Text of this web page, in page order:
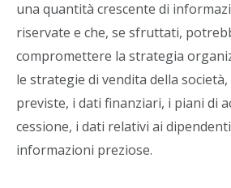
una quantità crescente di
riservate e che, se sfruttati,
compromettere la strategia
le strategie di vendita della
previste, i dati finanziari, i piani di
cessione, i dati relativi ai
informazioni preziose.